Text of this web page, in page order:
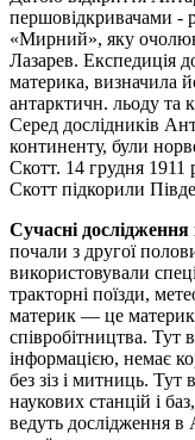
першовідкривачами -
«Мирний», яку
Лазарев. Експедиція
материка, визначила
антарктичн. льоду та
Серед дослідників
континенту, були
Скотт. 14 грудня 1911
Скотт підкорили
Сучасні дослідження
почали з другої
використовували
тракторні поїзди,
материк — це
співробітництва. Тут
інформацією, немає
без зіз і митниць. Тут
наукових станцій і
ведуть дослідження в